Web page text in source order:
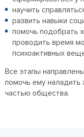
научить
развить навыки
помочь подобрать
проводить время
психоактивных
Все этапы
помочь ему наладить
частью общества.